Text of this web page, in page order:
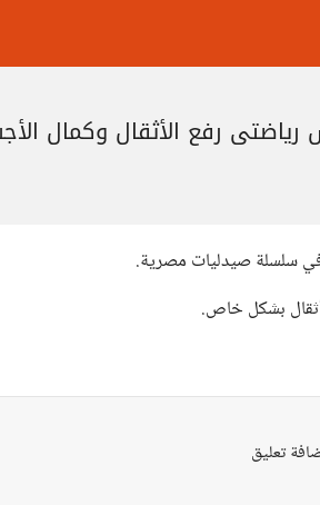
رفع الأثقال وكمال
سلسلة صيدليات مصرية.
بشكل خاص.
تعليق